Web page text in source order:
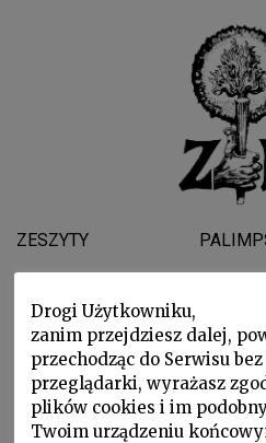
ZESZYTY
Gerda Taro
Drogi Użytkowniku,
zanim przejdziesz dalej,
przechodząc do Serwisu
przeglądarki, wyrażasz
plików cookies i im
Twoim urządzeniu